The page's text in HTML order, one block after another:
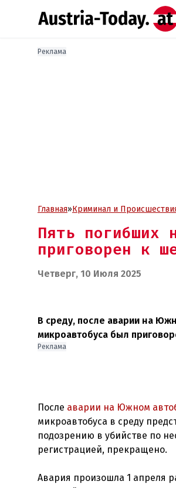
Реклама
Главная»Криминал и
Пять погибших
приговорен к
Четверг, 10 Июля 2025
В среду, после аварии на
микроавтобуса был
Реклама
После аварии на Южном
микроавтобуса в среду
подозрению в убийстве по
регистрацией, прекращено.
Авария произошла 1 апреля